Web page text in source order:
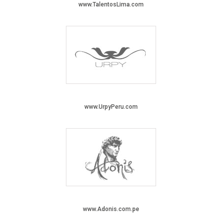
www.TalentosLima.com
www.UrpyPeru.com
www.Adonis.com.pe